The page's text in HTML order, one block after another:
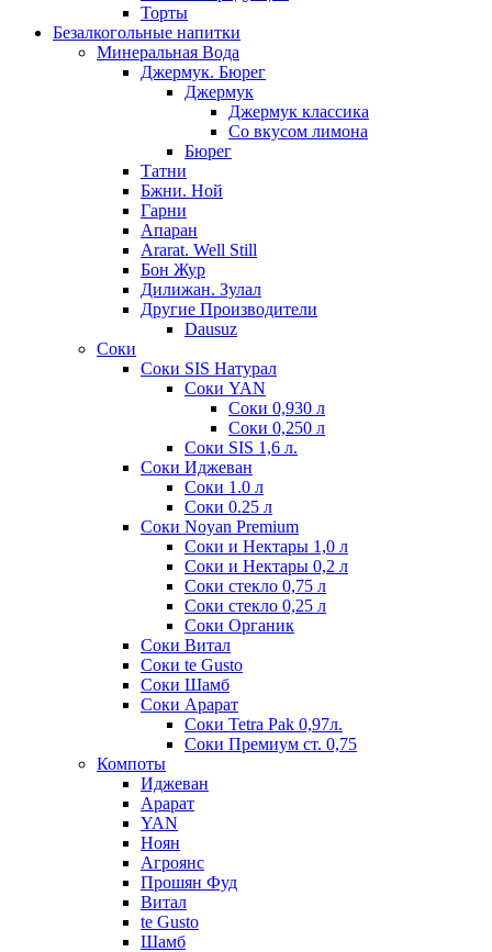
Торты
Безалкогольные напитки
Минеральная Вода
Джермук. Бюрег
Джермук
Джермук классика
Со вкусом лимона
Бюрег
Татни
Бжни. Ной
Гарни
Апаран
Ararat. Well Still
Бон Жур
Дилижан. Зулал
Другие Производители
Dausuz
Соки
Соки SIS Натурал
Соки YAN
Соки 0,930 л
Соки 0,250 л
Соки SIS 1,6 л.
Соки Иджеван
Соки 1.0 л
Соки 0.25 л
Соки Noyan Premium
Соки и Нектары 1,0 л
Соки и Нектары 0,2 л
Соки стекло 0,75 л
Соки стекло 0,25 л
Соки Органик
Соки Витал
Соки te Gusto
Соки Шамб
Соки Арарат
Соки Tetra Pak 0,97л.
Соки Премиум ст. 0,75
Компоты
Иджеван
Арарат
YAN
Ноян
Агроянс
Прошян Фуд
Витал
te Gusto
Шамб